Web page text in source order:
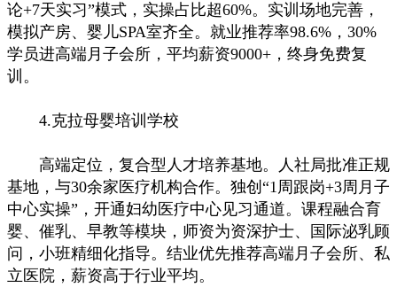
论+7天实习”模式，实操占比超60%。实训场地完善，
模拟产房、婴儿SPA室齐全。就业推荐率98.6%，30%
学员进高端月子会所，平均薪资9000+，终身免费复
训。
4.克拉母婴培训学校
高端定位，复合型人才培养基地。人社局批准正规
基地，与30余家医疗机构合作。独创“1周跟岗+3周月子
中心实操”，开通妇幼医疗中心见习通道。课程融合育
婴、催乳、早教等模块，师资为资深护士、国际泌乳顾
问，小班精细化指导。结业优先推荐高端月子会所、私
立医院，薪资高于行业平均。